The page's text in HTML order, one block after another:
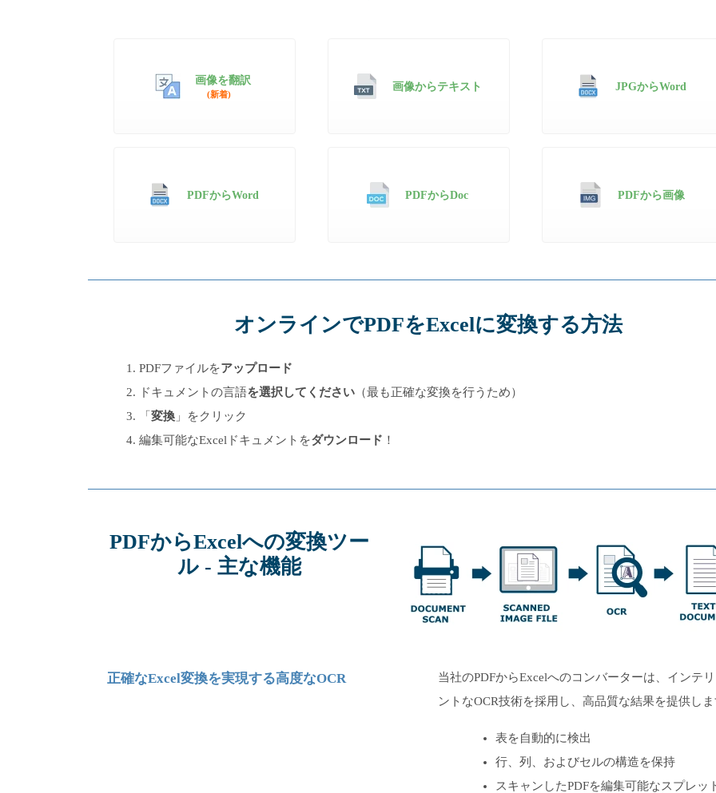
画像を翻訳
(新着)
画像からテキスト JPGからWord
PDFからWord PDFからDoc PDFから画像
オンラインでPDFをExcelに変換する方法
PDFファイルをアップロード
ドキュメントの言語を選択してください （最も正確な変換を行うため）
「 変換 」をクリック
編集可能なExcelドキュメントをダウンロード ！
PDFからExcelへの変換ツー
ル - 主な機能
正確なExcel変換を実現する高度なOCR
当社のPDFからExcelへのコンバーターは、インテ
ントなOCR技術を採用し、高品質な結果を提供し
表を自動的に検出
行、列、およびセルの構造を保持
スキャンしたPDFを編集可能なスプレッ